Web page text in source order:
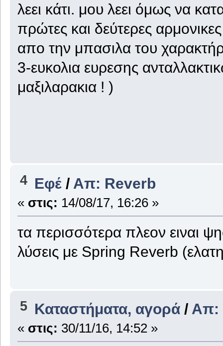
λεει κάτι. μου λεει όμως να
πρώτες και δεύτερες
απο την μπασιλα του
3-ευκολια ευρεσης
μαξιλαρακια ! )
4 Εφέ / Απ: Reverb
« στις: 14/08/17, 16:26 »
τα περισσότερα πλεον ειναι
λύσεις με Spring Reverb
5 Καταστήματα, αγορά / Απ:
« στις: 30/11/16, 14:52 »